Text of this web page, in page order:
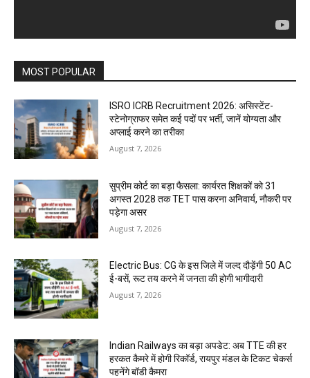
MOST POPULAR
ISRO ICRB Recruitment 2026: असिस्टेंट-
स्टेनोग्राफर समेत कई पदों पर भर्ती, जानें योग्यता और
अप्लाई करने का तरीका
August 7, 2026
सुप्रीम कोर्ट का बड़ा फैसला: कार्यरत शिक्षकों को 31
अगस्त 2028 तक TET पास करना अनिवार्य, नौकरी पर
पड़ेगा असर
August 7, 2026
Electric Bus: CG के इस जिले में जल्द दौड़ेंगी 50 AC
ई-बसें, रूट तय करने में जनता की होगी भागीदारी
August 7, 2026
Indian Railways का बड़ा अपडेट: अब TTE की हर
हरकत कैमरे में होगी रिकॉर्ड, रायपुर मंडल के टिकट चेकर्स
पहनेंगे बॉडी कैमरा